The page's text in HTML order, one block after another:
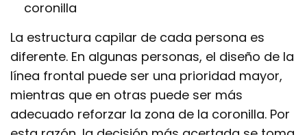
coronilla
La estructura capilar de cada persona es
diferente. En algunas personas, el diseño de la
línea frontal puede ser una prioridad mayor,
mientras que en otras puede ser más
adecuado reforzar la zona de la coronilla. Por